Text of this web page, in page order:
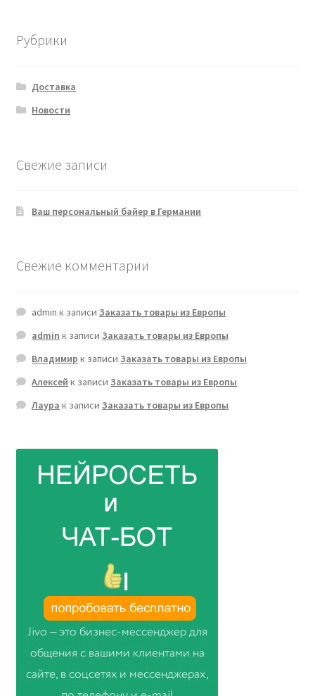
Рубрики
Доставка
Новости
Свежие записи
Ваш персональный байер в Германии
Свежие комментарии
admin к записиЗаказать товары из Европы
admin к записиЗаказать товары из Европы
Владимир к записиЗаказать товары из Европы
Алексей к записиЗаказать товары из Европы
Лаура к записиЗаказать товары из Европы